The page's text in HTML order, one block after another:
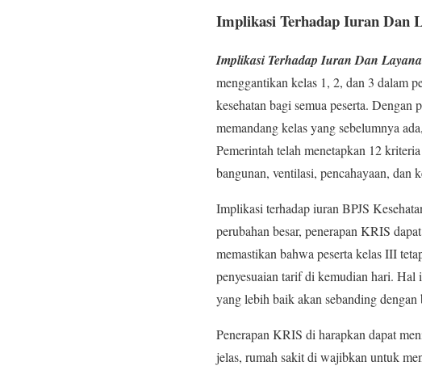
Implikasi Terhadap Iuran Dan
Implikasi Terhadap Iuran Dan
menggantikan kelas 1, 2, dan 3 dalam
kesehatan bagi semua peserta.
memandang kelas yang sebelumnya
Pemerintah telah menetapkan 12
bangunan, ventilasi, pencahayaan, dan
Implikasi terhadap iuran BPJS
perubahan besar, penerapan KRIS
memastikan bahwa peserta kelas III
penyesuaian tarif di kemudian hari.
yang lebih baik akan sebanding
Penerapan KRIS di harapkan dapat
jelas, rumah sakit di wajibkan untuk